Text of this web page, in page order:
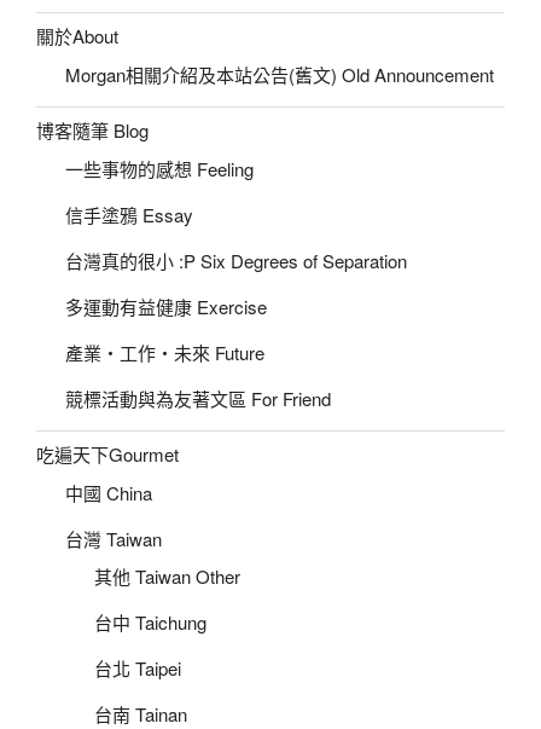
關於About
Morgan相關介紹及本站公告(舊文) Old Announcement
博客隨筆 Blog
一些事物的感想 Feeling
信手塗鴉 Essay
台灣真的很小 :P Six Degrees of Separation
多運動有益健康 Exercise
產業‧工作‧未來 Future
競標活動與為友著文區 For Friend
吃遍天下Gourmet
中國 China
台灣 Taiwan
其他 Taiwan Other
台中 Taichung
台北 Taipei
台南 Tainan